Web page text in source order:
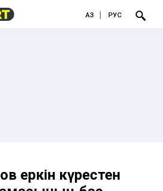
ҚАЗ РУС
еркін күрестен